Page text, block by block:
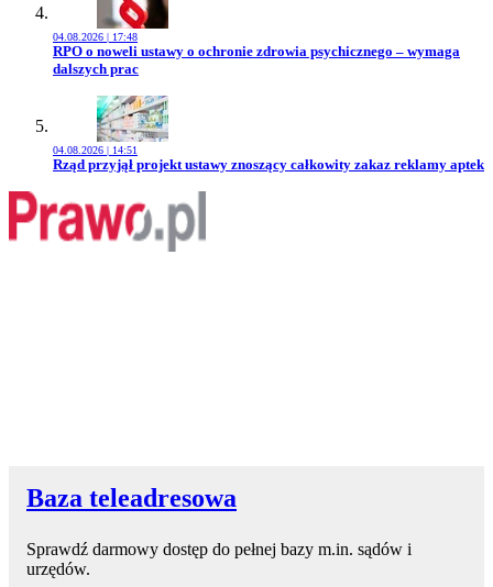
04.08.2026 | 17:48
Przejdź do artykułu:
RPO o noweli ustawy o ochronie zdrowia psychicznego – wymaga
dalszych prac
04.08.2026 | 14:51
Przejdź do artykułu:
Rząd przyjął projekt ustawy znoszący całkowity zakaz reklamy aptek
Baza teleadresowa
Sprawdź darmowy dostęp do pełnej bazy m.in. sądów i
urzędów.